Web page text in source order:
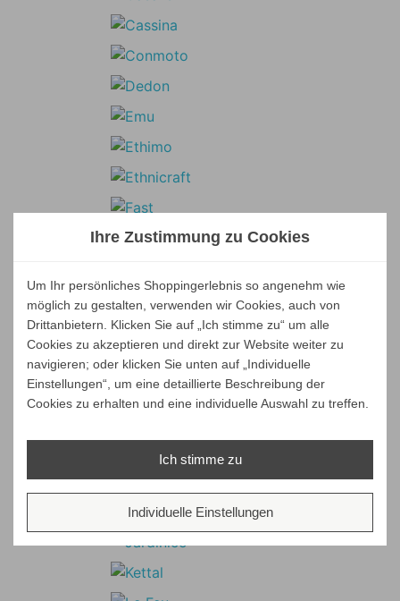
Ihre Zustimmung zu Cookies
Um Ihr persönliches Shoppingerlebnis so angenehm wie
möglich zu gestalten, verwenden wir Cookies, auch von
Drittanbietern. Klicken Sie auf „Ich stimme zu“ um alle
Cookies zu akzeptieren und direkt zur Website weiter zu
navigieren; oder klicken Sie unten auf „Individuelle
Einstellungen“, um eine detaillierte Beschreibung der
Cookies zu erhalten und eine individuelle Auswahl zu treffen.
Ich stimme zu
Individuelle Einstellungen